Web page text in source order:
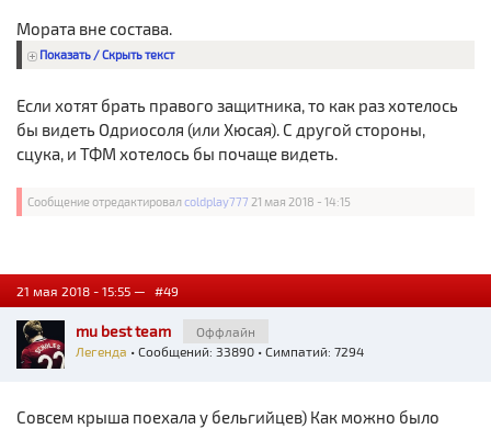
Мората вне состава.
Показать / Скрыть текст
Если хотят брать правого защитника, то как раз хотелось
бы видеть Одриосоля (или Хюсая). С другой стороны,
сцука, и ТФМ хотелось бы почаще видеть.
Сообщение отредактировалcoldplay777 21 мая 2018 - 14:15
21 мая 2018 - 15:55 — #49
mu best team
Оффлайн
Легенда • Сообщений: 33890 • Симпатий: 7294
Совсем крыша поехала у бельгийцев) Как можно было